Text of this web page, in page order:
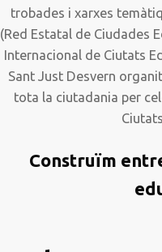
trobades i xarxes
(Red Estatal de Ciudades
Internacional de Ciutats
Sant Just Desvern
tota la ciutadania per
Construïm